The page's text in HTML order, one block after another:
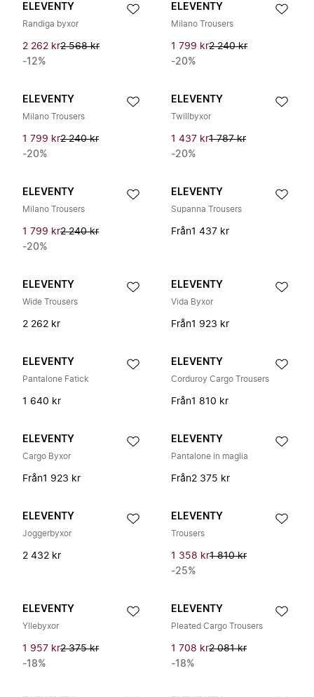
ELEVENTY
Randiga byxor
2 262 kr2 568 kr
-12%
ELEVENTY
Milano Trousers
1 799 kr2 240 kr
-20%
ELEVENTY
Milano Trousers
1 799 kr2 240 kr
-20%
ELEVENTY
Twillbyxor
1 437 kr1 787 kr
-20%
ELEVENTY
Milano Trousers
1 799 kr2 240 kr
-20%
ELEVENTY
Supanna Trousers
Från1 437 kr
ELEVENTY
Wide Trousers
2 262 kr
ELEVENTY
Vida Byxor
Från1 923 kr
ELEVENTY
Pantalone Fatick
1 640 kr
ELEVENTY
Corduroy Cargo Trousers
Från1 810 kr
ELEVENTY
Cargo Byxor
Från1 923 kr
ELEVENTY
Pantalone in maglia
Från2 375 kr
ELEVENTY
Joggerbyxor
2 432 kr
ELEVENTY
Trousers
1 358 kr1 810 kr
-25%
ELEVENTY
Yllebyxor
1 957 kr2 375 kr
-18%
ELEVENTY
Pleated Cargo Trousers
1 708 kr2 081 kr
-18%